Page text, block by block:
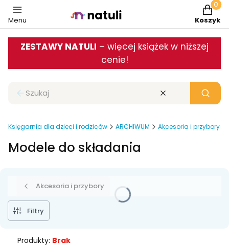
Menu Koszyk
ZESTAWY NATULI – więcej książek w niższej
cenie!
Zamknij wyszukiwarkę Wyczyść Szukaj
Księgarnia dla dzieci i rodziców ARCHIWUM Akcesoria i przybory
Modele do składania
Akcesoria i przybory
Filtry
Produkty: Brak